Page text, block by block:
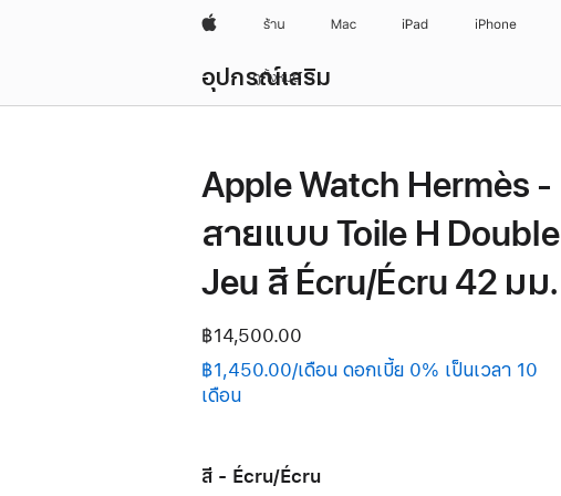
Appleร้าน Mac iPad iPhone
อุปกรณ์เสริม
เมนู
ดูทั้งหมด
Apple Watch Hermès -
สายแบบ Toile H Double
Jeu สี Écru/Écru 42 มม.
฿14,500.00
฿1,450.00/เดือน ดอกเบี้ย 0% เป็นเวลา 10
เดือน
สี - Écru/Écru